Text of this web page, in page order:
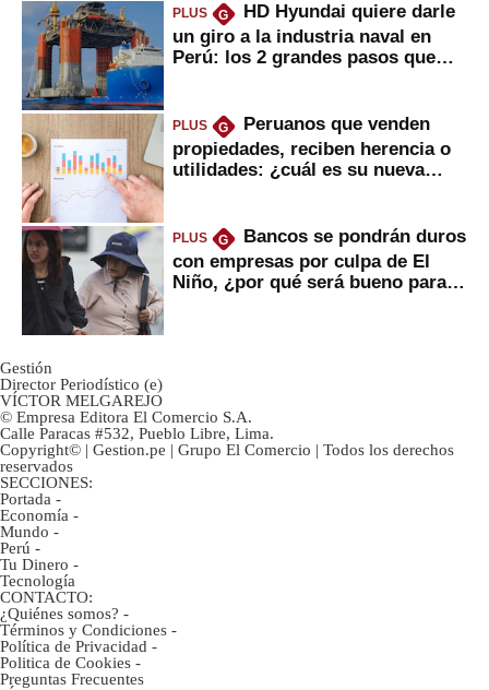
PLUS G
HD Hyundai quiere darle
un giro a la industria naval en
Perú: los 2 grandes pasos que
PLUS G
Peruanos que venden
propiedades, reciben herencia o
utilidades: ¿cuál es su nueva
PLUS G
Bancos se pondrán duros
con empresas por culpa de El
Niño, ¿por qué será bueno para
Gestión
Director Periodístico (e)
VÍCTOR MELGAREJO
© Empresa Editora El Comercio S.A.
Calle Paracas #532, Pueblo Libre, Lima.
Copyright© | Gestion.pe | Grupo El Comercio | Todos los derechos
reservados
SECCIONES:
Portada -
Economía -
Mundo -
Perú -
Tu Dinero -
Tecnología
CONTACTO:
¿Quiénes somos? -
Términos y Condiciones -
Política de Privacidad -
Politica de Cookies -
Preguntas Frecuentes